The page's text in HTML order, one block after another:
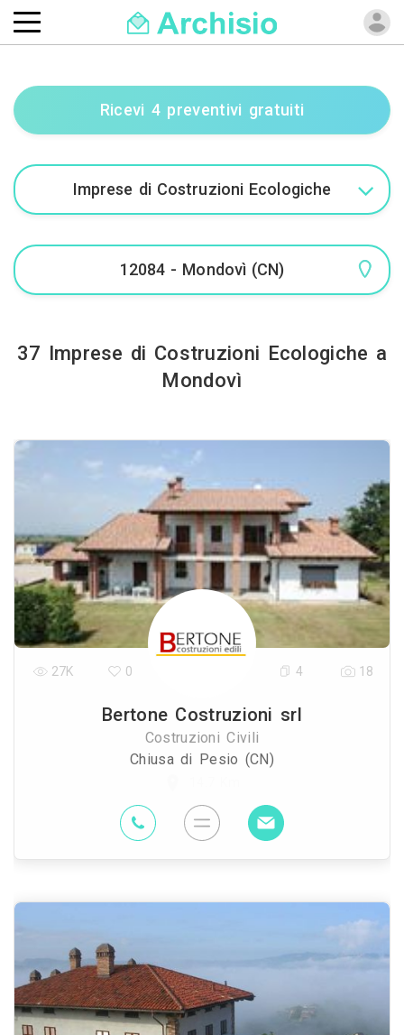
Ricevi 4 preventivi gratuiti
37 Imprese di Costruzioni Ecologiche a
Mondovì
Bertone Costruzioni srl
Costruzioni Civili
Chiusa di Pesio (CN)
27K 0 4 18